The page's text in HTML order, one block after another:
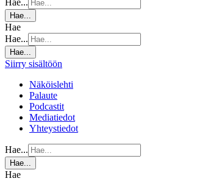
Hae...
Hae...
Hae
Hae...
Hae...
Siirry sisältöön
Näköislehti
Palaute
Podcastit
Mediatiedot
Yhteystiedot
Hae...
Hae...
Hae